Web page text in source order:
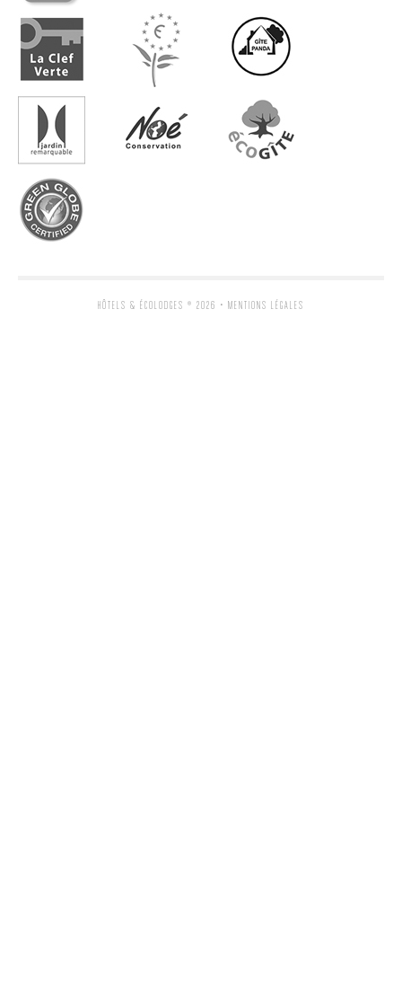
HÔTELS & ÉCOLODGES ® 2026 • MENTIONS LÉGALES